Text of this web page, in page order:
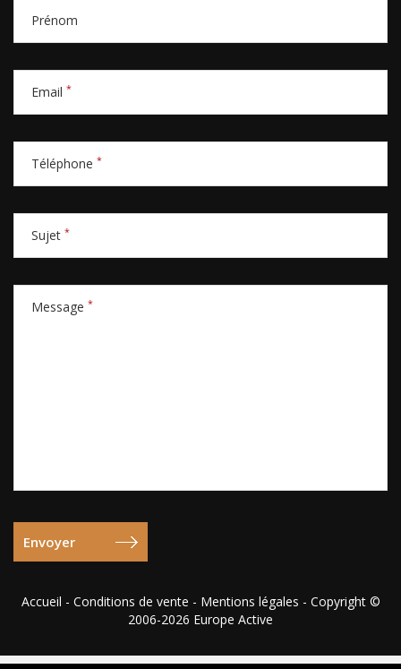
Prénom
Email *
Téléphone *
Sujet *
Message *
Accueil - Conditions de vente - Mentions légales - Copyright ©
2006-2026 Europe Active